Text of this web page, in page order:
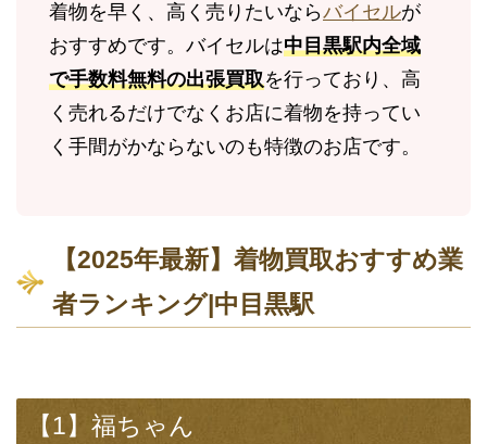
着物を早く、高く売りたいならバイセルが
おすすめです。バイセルは中目黒駅内全域
で手数料無料の出張買取を行っており、高
く売れるだけでなくお店に着物を持ってい
く手間がかならないのも特徴のお店です。
【2025年最新】着物買取おすすめ業
者ランキング|中目黒駅
【1】福ちゃん